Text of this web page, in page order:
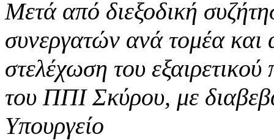
Μετά από διεξοδική
συνεργατών ανά τομέα και
στελέχωση του
του ΠΠΙ Σκύρου, με
Υπουργείο